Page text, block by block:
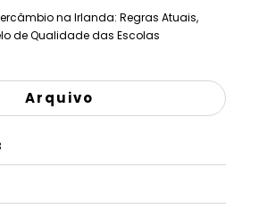
na Irlanda: Regras Atuais,
de Qualidade das Escolas
Arquivo